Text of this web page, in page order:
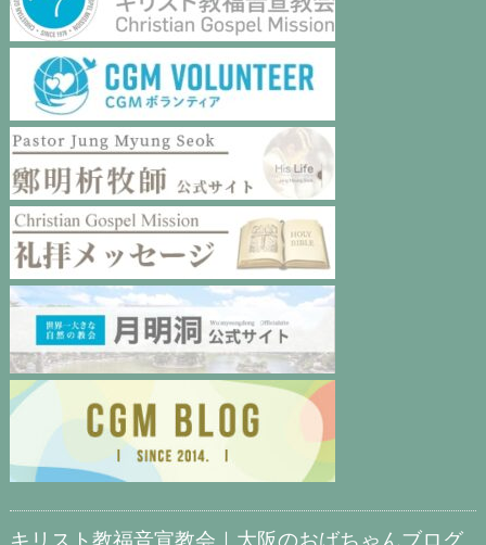
キリスト教福音宣教会｜大阪のおばちゃんブログ